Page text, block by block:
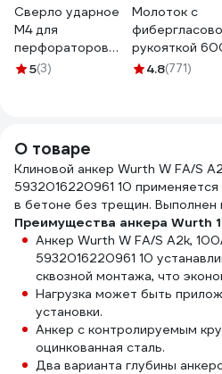
Сверло ударное
М4 для
перфораторов
(16х400/540 мм;
5(3)
Молоток с
рукояткой
Gigant
4.8(771)
О товаре
Клиновой анкер Wurth W FA/S
5932016220961 10
в бетоне без трещин. Выполнен
Преимущества анкера Wurth
Анкер Wurth W FA/S A2k,
5932016220961 10
сквозной монтажа, что
Нагрузка может быть
установки.
Анкер с контролируемым
оцинкованная сталь.
Два варианта глубины